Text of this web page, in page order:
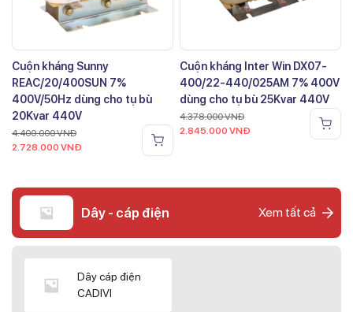
Cuộn kháng Sunny
REAC/20/400SUN 7%
400V/50Hz dùng cho tụ bù
20Kvar 440V
4.400.000VNĐ
2.728.000 VNĐ
Cuộn kháng Inter Win DX07-
400/22-440/025AM 7% 400V
dùng cho tụ bù 25Kvar 440V
4.378.000VNĐ
2.845.000 VNĐ
Dây - cáp điện Xem tất cả
Dây cáp điện
CADIVI